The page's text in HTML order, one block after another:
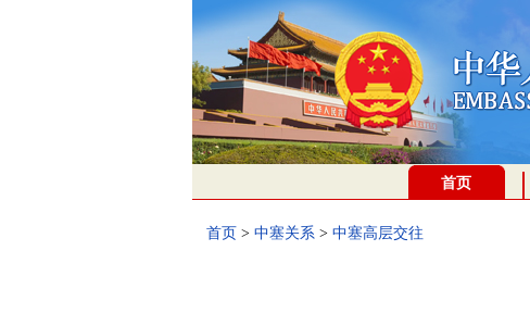
首页
首页 > 中塞关系 > 中塞高层交往